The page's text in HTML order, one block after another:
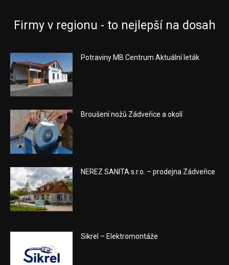
Firmy v regionu - to nejlepší na dosah
Potraviny MB Centrum Aktuální leták
Broušení nožů Zádveřice a okolí
NEREZ SANITA s.r.o. – prodejna Zádveřice
Sikrel – Elektromontáže